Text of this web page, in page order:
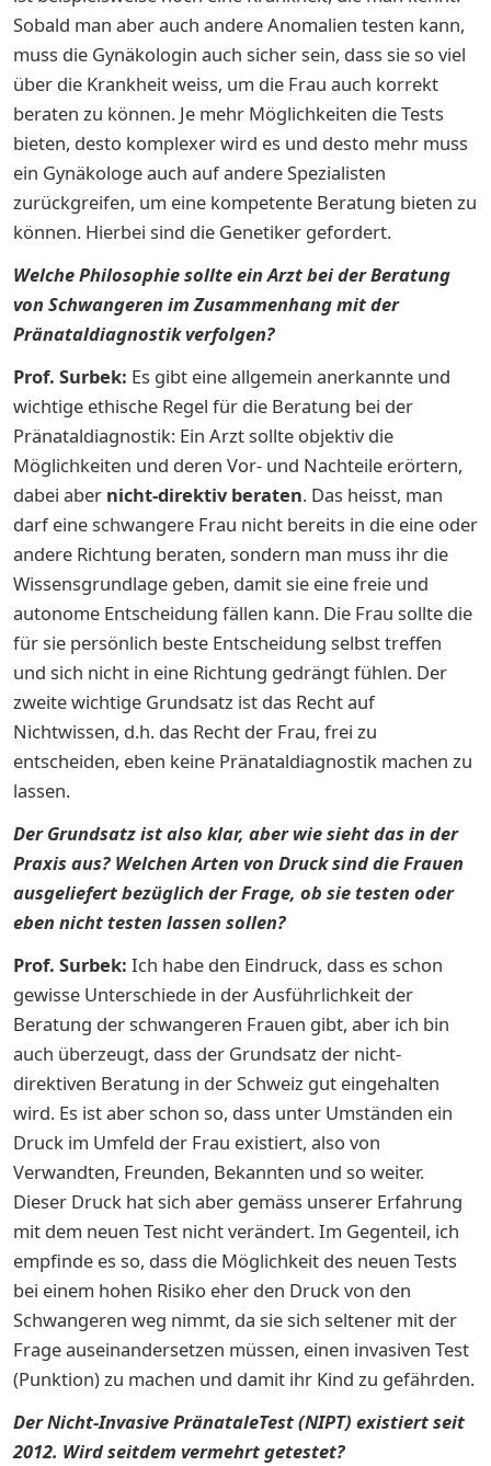
Sobald man aber auch andere Anomalien testen kann,
muss die Gynäkologin auch sicher sein, dass sie so viel
über die Krankheit weiss, um die Frau auch korrekt
beraten zu können. Je mehr Möglichkeiten die Tests
bieten, desto komplexer wird es und desto mehr muss
ein Gynäkologe auch auf andere Spezialisten
zurückgreifen, um eine kompetente Beratung bieten zu
können. Hierbei sind die Genetiker gefordert.
Welche Philosophie sollte ein Arzt bei der Beratung
von Schwangeren im Zusammenhang mit der
Pränataldiagnostik verfolgen?
Prof. Surbek: Es gibt eine allgemein anerkannte und
wichtige ethische Regel für die Beratung bei der
Pränataldiagnostik: Ein Arzt sollte objektiv die
Möglichkeiten und deren Vor- und Nachteile erörtern,
dabei aber nicht-direktiv beraten. Das heisst, man
darf eine schwangere Frau nicht bereits in die eine oder
andere Richtung beraten, sondern man muss ihr die
Wissensgrundlage geben, damit sie eine freie und
autonome Entscheidung fällen kann. Die Frau sollte die
für sie persönlich beste Entscheidung selbst treffen
und sich nicht in eine Richtung gedrängt fühlen. Der
zweite wichtige Grundsatz ist das Recht auf
Nichtwissen, d.h. das Recht der Frau, frei zu
entscheiden, eben keine Pränataldiagnostik machen zu
lassen.
Der Grundsatz ist also klar, aber wie sieht das in der
Praxis aus? Welchen Arten von Druck sind die Frauen
ausgeliefert bezüglich der Frage, ob sie testen oder
eben nicht testen lassen sollen?
Prof. Surbek: Ich habe den Eindruck, dass es schon
gewisse Unterschiede in der Ausführlichkeit der
Beratung der schwangeren Frauen gibt, aber ich bin
auch überzeugt, dass der Grundsatz der nicht-
direktiven Beratung in der Schweiz gut eingehalten
wird. Es ist aber schon so, dass unter Umständen ein
Druck im Umfeld der Frau existiert, also von
Verwandten, Freunden, Bekannten und so weiter.
Dieser Druck hat sich aber gemäss unserer Erfahrung
mit dem neuen Test nicht verändert. Im Gegenteil, ich
empfinde es so, dass die Möglichkeit des neuen Tests
bei einem hohen Risiko eher den Druck von den
Schwangeren weg nimmt, da sie sich seltener mit der
Frage auseinandersetzen müssen, einen invasiven Test
(Punktion) zu machen und damit ihr Kind zu gefährden.
Der Nicht-Invasive PränataleTest (NIPT) existiert seit
2012. Wird seitdem vermehrt getestet?